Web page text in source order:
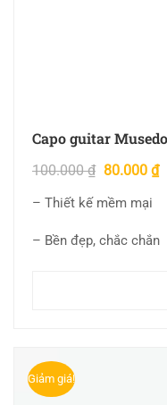
Capo guitar
100.000₫ 80.000 ₫
– Thiết kế mềm mại
– Bền đẹp, chắc chắn
Giảm giá!